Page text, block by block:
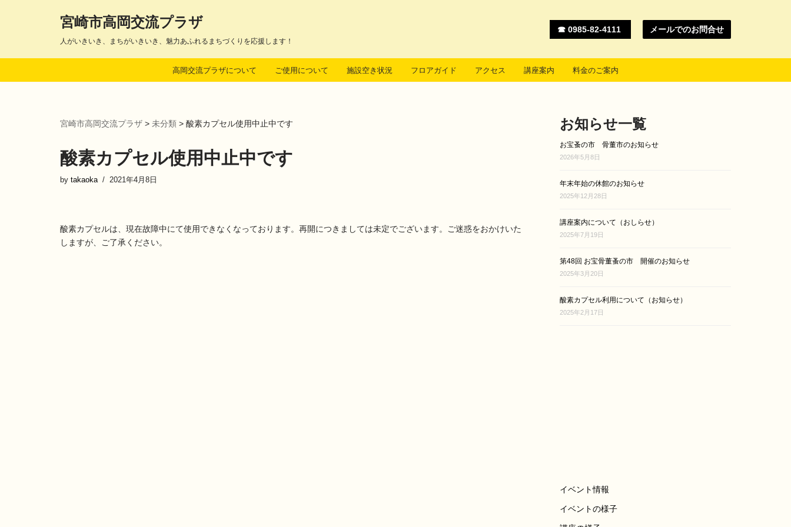
テ
宮崎市高岡交流プラザ
人がいきいき、まちがいきいき、魅力あふれるまちづくりを応援します！
☎ 0985-82-4111 メールでのお問合せ
高岡交流プラザについて ご使用について 施設空き状況 フロアガイド アクセス 講座案内 料金のご案内
宮崎市高岡交流プラザ > 未分類 > 酸素カプセル使用中止中です
酸素カプセル使用中止中です
by takaoka 2021年4月8日
酸素カプセルは、現在故障中にて使用できなくなっております。再開につきましては未定でございます。ご迷惑をおかけいた
しますが、ご了承ください。
お知らせ一覧
お宝蚤の市 骨董市のお知らせ
2026年5月8日
年末年始の休館のお知らせ
2025年12月28日
講座案内について（おしらせ）
2025年7月19日
第48回 お宝骨董蚤の市 開催のお知らせ
2025年3月20日
酸素カプセル利用について（お知らせ）
2025年2月17日
イベント情報
イベントの様子